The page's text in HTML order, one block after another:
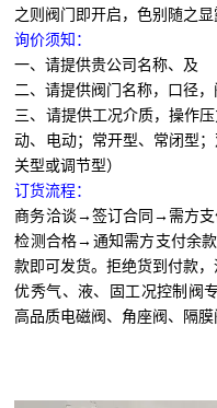
之则阀门即开启，色别随之显
询价须知：
一、请提供贵公司名称、及
二、请提供阀门名称，口径
三、请提供工况介质，操作
动、电动；常开型、常闭型
关型或调节型）
订货流程：
商务洽谈→签订合同→需方
检测合格→通知需方支付余
款即可发货。拒绝货到付款
优秀气、液、固工况控制阀
高品质电磁阀、角座阀、隔